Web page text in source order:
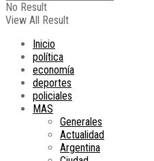
No Result
View All Result
Inicio
política
economía
deportes
policiales
MAS
Generales
Actualidad
Argentina